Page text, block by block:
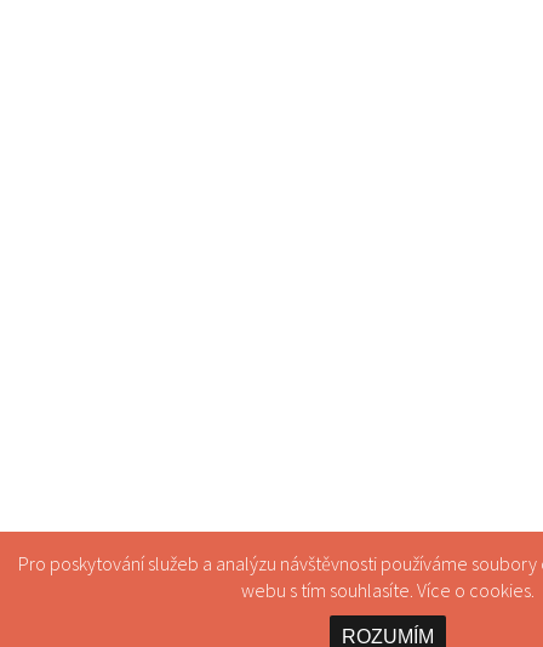
Pro poskytování služeb a analýzu návštěvnosti používáme
webu s tím souhlasíte. Více o cookies.
ROZUMÍM